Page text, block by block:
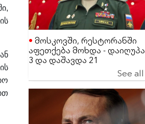
მოსკოვში, რესტორანში
აფეთქება მოხდა - დაიღუპა
3 და დაშავდა 21
მაღალჩინოსანი სამხედრო
პირი
See all